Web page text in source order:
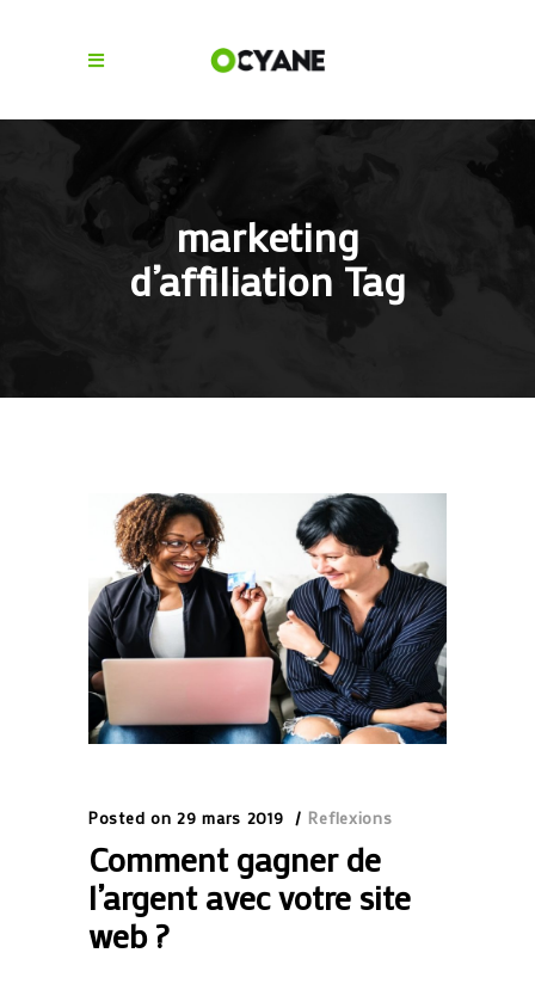
marketing
d’affiliation Tag
Posted on 29 mars 2019 Reflexions
Comment gagner de
l’argent avec votre site
web ?